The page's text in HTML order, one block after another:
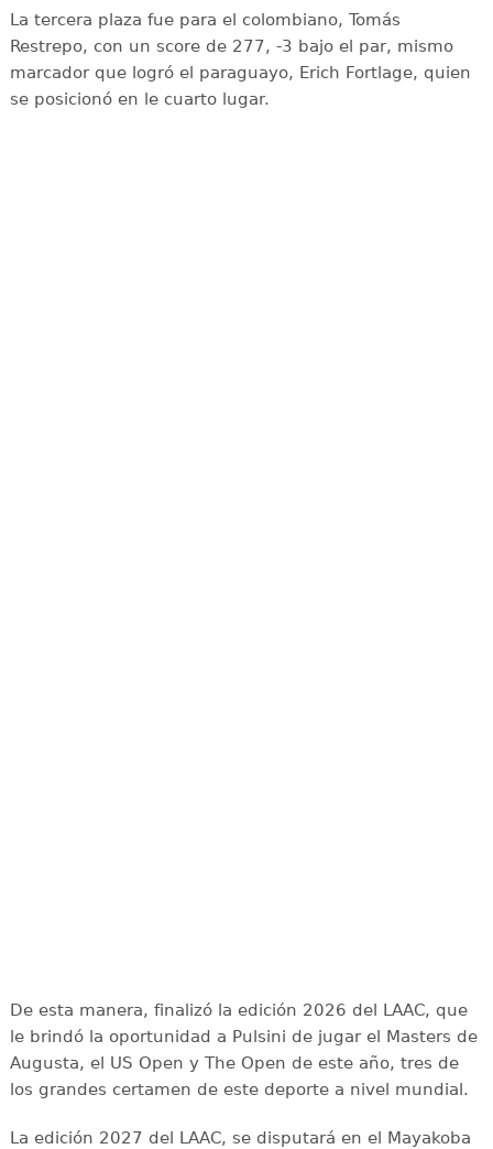
La tercera plaza fue para el colombiano, Tomás
Restrepo, con un score de 277, -3 bajo el par, mismo
marcador que logró el paraguayo, Erich Fortlage, quien
se posicionó en le cuarto lugar.
De esta manera, finalizó la edición 2026 del LAAC, que
le brindó la oportunidad a Pulsini de jugar el Masters de
Augusta, el US Open y The Open de este año, tres de
los grandes certamen de este deporte a nivel mundial.
La edición 2027 del LAAC, se disputará en el Mayakoba